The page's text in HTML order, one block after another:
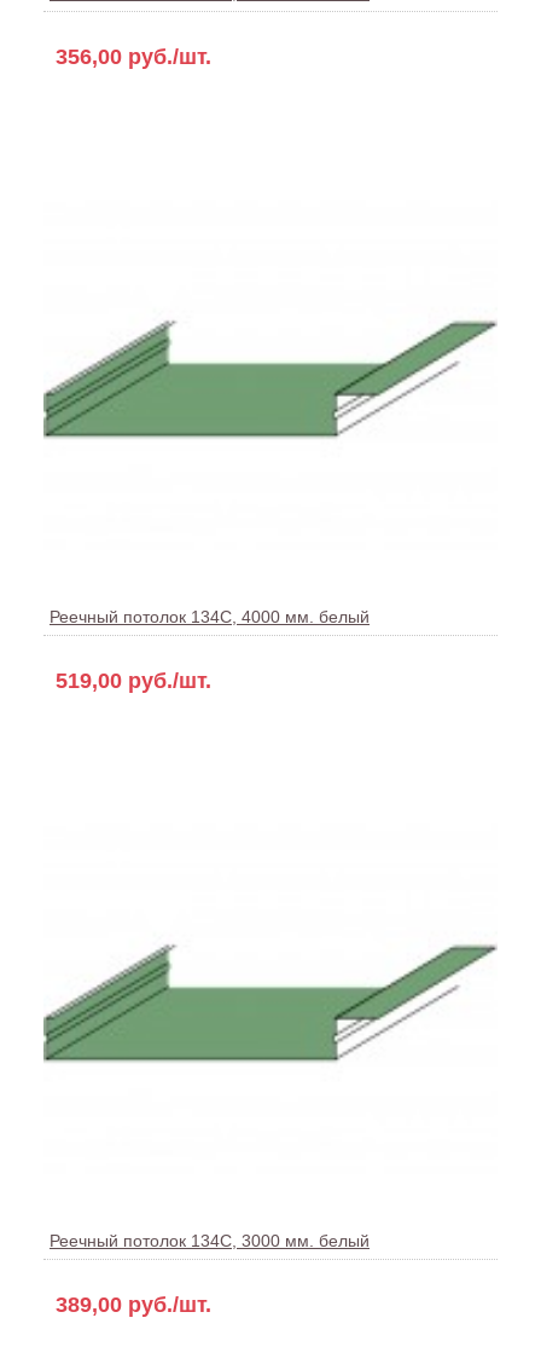
356,00 руб./шт.
Реечный потолок 134С, 4000 мм. белый
519,00 руб./шт.
Реечный потолок 134С, 3000 мм. белый
389,00 руб./шт.